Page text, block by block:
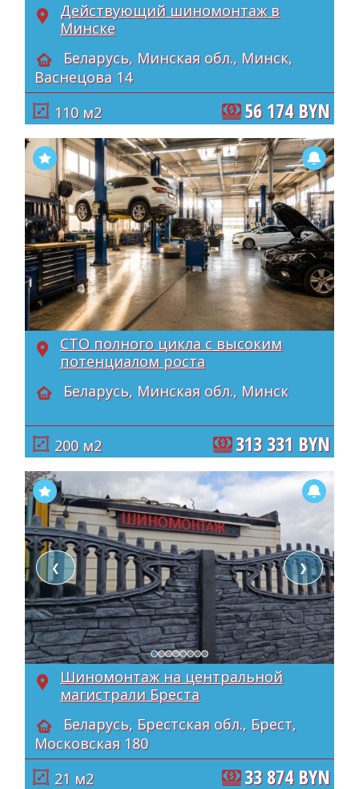
Действующий шиномонтаж в
Минске
Беларусь, Минская обл., Минск,
Васнецова 14
110 м2
56 174 BYN
СТО полного цикла с высоким
потенциалом роста
Беларусь, Минская обл., Минск
200 м2 313 331 BYN
❮ ❯
Шиномонтаж на центральной
магистрали Бреста
Беларусь, Брестская обл., Брест,
Московская 180
21 м2
33 874 BYN